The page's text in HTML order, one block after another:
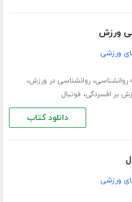
ورزش
ورزشی
روانشناسی،روانشناسی در ورزش،
بر افسردگی، فوتبال
دانلود کتاب
ورزشی